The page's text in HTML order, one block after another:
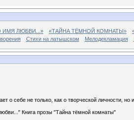
ИМЯ ЛЮБВИ...» «ТАЙНА ТЁМНОЙ КОМНАТЫ»
Стихи на латышском Мелодекламация
о себе не только, как о творческой личности,
Книга прозы "Тайна тёмной комнаты"